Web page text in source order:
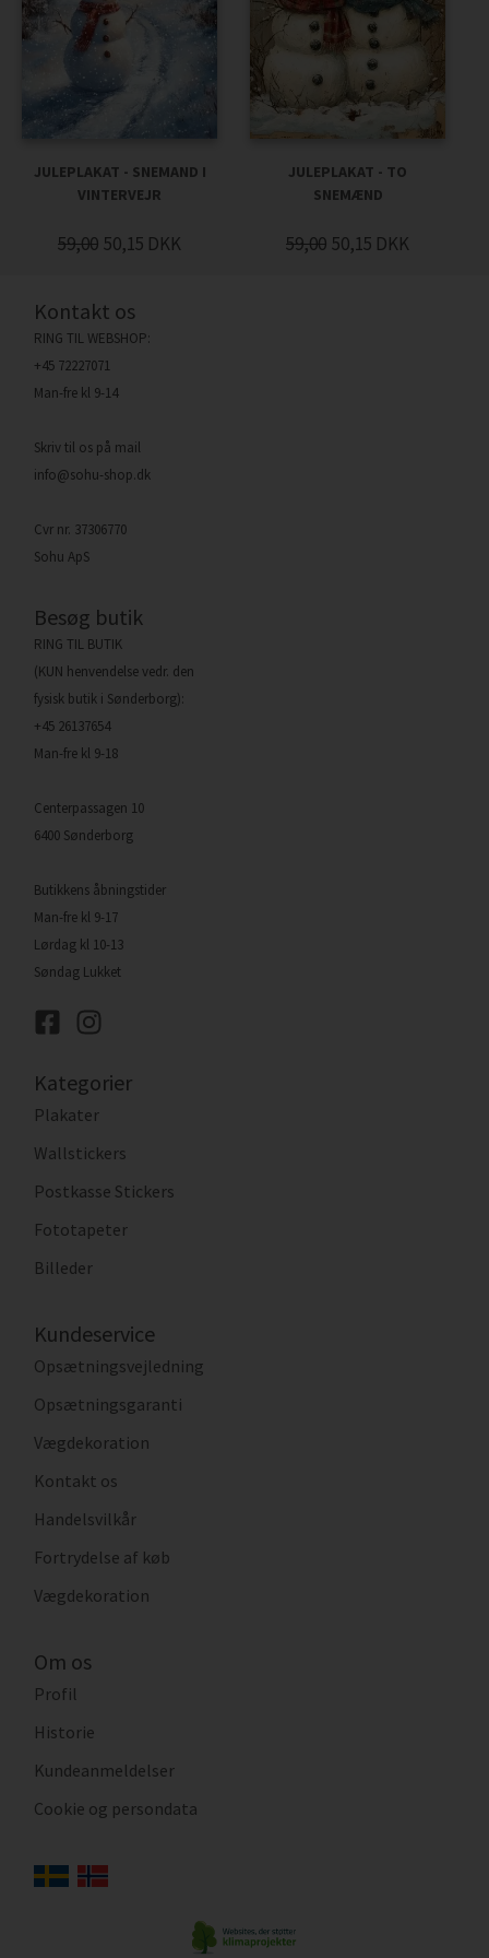
JULEPLAKAT - SNEMAND I
VINTERVEJR
59,00 50,15 DKK
JULEPLAKAT - TO
SNEMÆND
59,00 50,15 DKK
Kontakt os
RING TIL WEBSHOP:
+45 72227071
Man-fre kl 9-14
Skriv til os på mail
info@sohu-shop.dk
Cvr nr. 37306770
Sohu ApS
Besøg butik
RING TIL BUTIK
(KUN henvendelse vedr. den
fysisk butik i Sønderborg):
+45 26137654
Man-fre kl 9-18
Centerpassagen 10
6400 Sønderborg
Butikkens åbningstider
Man-fre kl 9-17
Lørdag kl 10-13
Søndag Lukket
Kategorier
Plakater
Wallstickers
Postkasse Stickers
Fototapeter
Billeder
Kundeservice
Opsætningsvejledning
Opsætningsgaranti
Vægdekoration
Kontakt os
Handelsvilkår
Fortrydelse af køb
Vægdekoration
Om os
Profil
Historie
Kundeanmeldelser
Cookie og persondata